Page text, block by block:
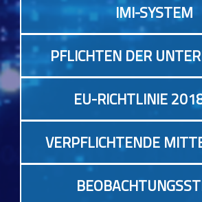
IMI-SYSTEM
PFLICHTEN DER
EU-RICHTLINIE
VERPFLICHTENDE